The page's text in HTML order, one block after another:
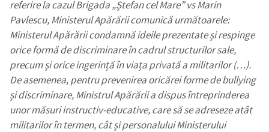
referire la cazul Brigada „Ștefan cel Mare” vs Marin
Pavlescu, Ministerul Apărării comunică următoarele:
Ministerul Apărării condamnă ideile prezentate și respinge
orice formă de discriminare în cadrul structurilor sale,
precum și orice ingerință în viața privată a militarilor (…).
De asemenea, pentru prevenirea oricărei forme de bullying
și discriminare, Ministrul Apărării a dispus întreprinderea
unor măsuri instructiv-educative, care să se adreseze atât
militarilor în termen, cât și personalului Ministerului